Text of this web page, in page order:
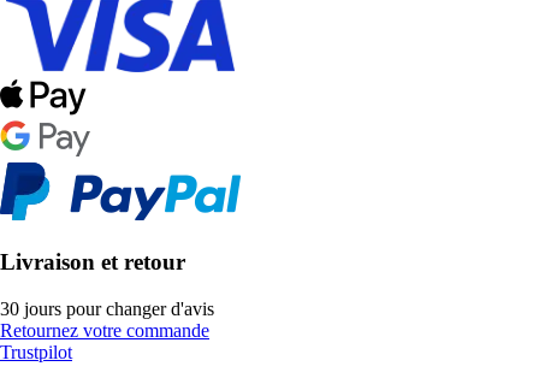
Livraison et retour
30 jours pour changer d'avis
Retournez votre commande
Trustpilot